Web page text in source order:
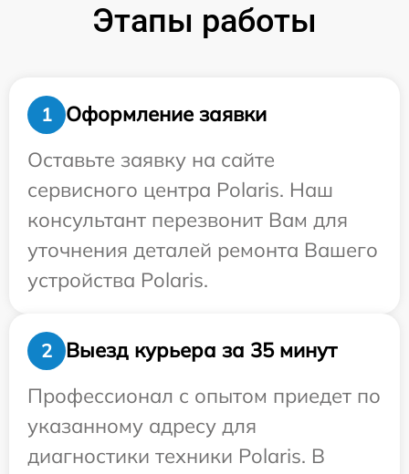
Этапы работы
1
Оформление заявки
Оставьте заявку на сайте
сервисного центра Polaris. Наш
консультант перезвонит Вам для
уточнения деталей ремонта Вашего
устройства Polaris.
2
Выезд курьера за 35 минут
Профессионал с опытом приедет по
указанному адресу для
диагностики техники Polaris. В